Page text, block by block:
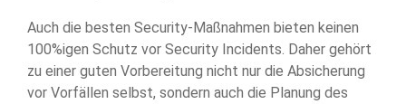
Auch die besten Security-Maßnahmen bieten keinen
100%igen Schutz vor Security Incidents. Daher gehört
zu einer guten Vorbereitung nicht nur die Absicherung
vor Vorfällen selbst, sondern auch die Planung des